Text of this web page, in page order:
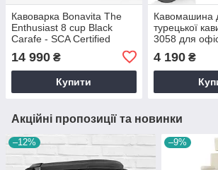
Кавоварка Bonavita The
Enthusiast 8 cup Black
Carafe - SCA Certified
14 990 ₴
Купити
Кавомашина
турецької
3058 для
фільтром і
4 190₴
Акційні пропозиції та новинки
–12% –9%